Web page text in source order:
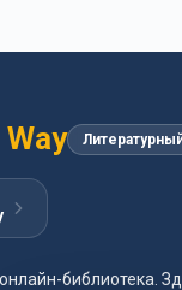
Way
библиотека.